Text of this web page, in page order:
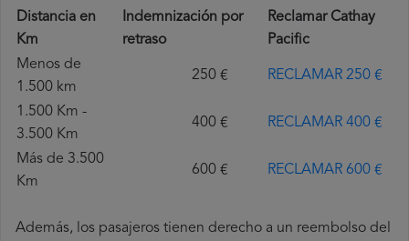
Distancia en
Km
Indemnización por
retraso
Reclamar Cathay
Pacific
Menos de
1.500 km
250 € RECLAMAR 250 €
1.500 Km -
3.500 Km
400 € RECLAMAR 400 €
Más de 3.500
Km
600 € RECLAMAR 600 €
Además, los pasajeros tienen derecho a un reembolso del